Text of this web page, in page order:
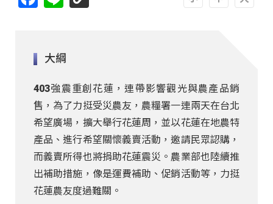
大綱
403強震重創花蓮，連帶影響觀光與農產品銷
售，為了力挺受災農友，農糧署一連兩天在台北
希望廣場，擴大舉行花蓮周，並以花蓮在地農特
產品、進行希望關懷義賣活動，邀請民眾認購，
而義賣所得也將捐助花蓮震災。農業部也陸續推
出補助措施，像是運費補助、促銷活動等，力挺
花蓮農友度過難關。